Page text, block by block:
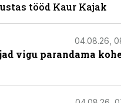
tööd Kaur Kajak
04.08.26,
vigu parandama